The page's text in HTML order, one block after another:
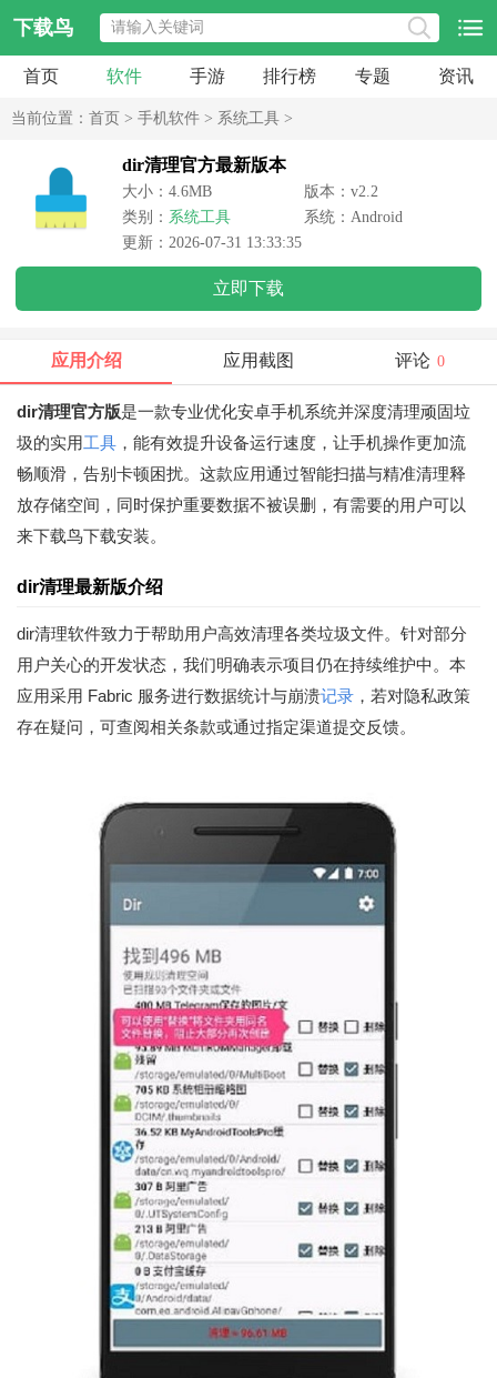
下载鸟
首页 软件 手游 排行榜 专题 资讯
当前位置： 首页 > 手机软件 > 系统工具 >
dir清理官方最新版本
大小：4.6MB
版本：v2.2
类别： 系统工具
系统：Android
更新：2026-07-31 13:33:35
立即下载
应用介绍 应用截图 评论 0
dir清理官方版是一款专业优化安卓手机系统并深度清理顽固垃
圾的实用工具 ，能有效提升设备运行速度，让手机操作更加流
畅顺滑，告别卡顿困扰。这款应用通过智能扫描与精准清理释
放存储空间，同时保护重要数据不被误删，有需要的用户可以
来下载鸟下载安装。
dir清理最新版介绍
dir清理软件致力于帮助用户高效清理各类垃圾文件。针对部分
用户关心的开发状态，我们明确表示项目仍在持续维护中。本
应用采用 Fabric 服务进行数据统计与崩溃记录 ，若对隐私政策
存在疑问，可查阅相关条款或通过指定渠道提交反馈。